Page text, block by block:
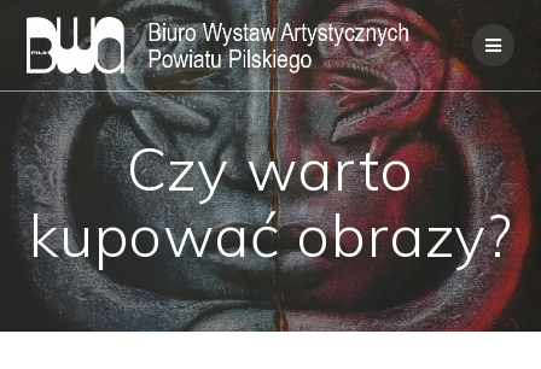
Skip
to
content
Czy warto
kupować obrazy?